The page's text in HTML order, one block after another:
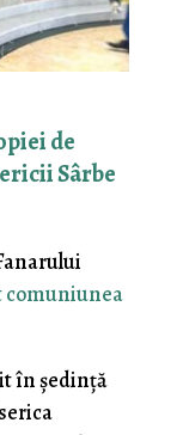
de
Sârbe
comuniunea
în ședință